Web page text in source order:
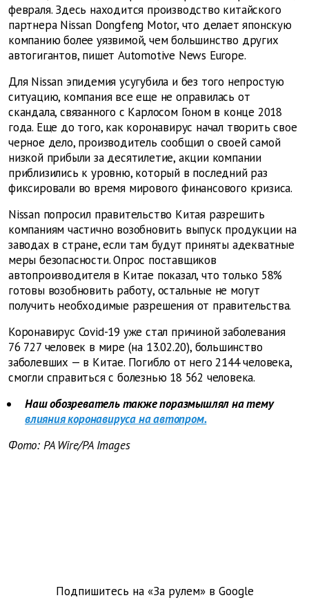
февраля. Здесь находится производство китайского
партнера Nissan Dongfeng Motor, что делает японскую
компанию более уязвимой, чем большинство других
автогигантов, пишет Automotive News Europe.
Для Nissan эпидемия усугубила и без того непростую
ситуацию, компания все еще не оправилась от
скандала, связанного с Карлосом Гоном в конце 2018
года. Еще до того, как коронавирус начал творить свое
черное дело, производитель сообщил о своей самой
низкой прибыли за десятилетие, акции компании
приблизились к уровню, который в последний раз
фиксировали во время мирового финансового кризиса.
Nissan попросил правительство Китая разрешить
компаниям частично возобновить выпуск продукции на
заводах в стране, если там будут приняты адекватные
меры безопасности. Опрос поставщиков
автопроизводителя в Китае показал, что только 58%
готовы возобновить работу, остальные не могут
получить необходимые разрешения от правительства.
Коронавирус Covid-19 уже стал причиной заболевания
76 727 человек в мире (на 13.02.20), большинство
заболевших — в Китае. Погибло от него 2144 человека,
смогли справиться с болезнью 18 562 человека.
Наш обозреватель также поразмышлял на тему
влияния коронавируса на автопром.
Фото: PA Wire/PA Images
Подпишитесь на «За рулем» в Google